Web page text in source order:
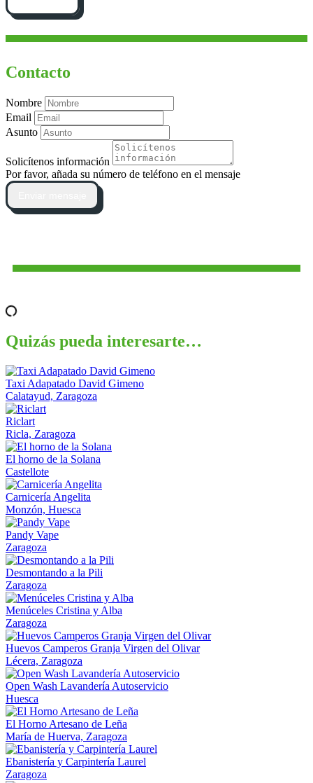
Contacto
Nombre
Email
Asunto
Solicítenos información
Por favor, añada su número de teléfono en el mensaje
Quizás pueda interesarte…
Taxi Adapatado David Gimeno
Calatayud, Zaragoza
Riclart
Ricla, Zaragoza
El horno de la Solana
Castellote
Carnicería Angelita
Monzón, Huesca
Pandy Vape
Zaragoza
Desmontando a la Pili
Zaragoza
Menúceles Cristina y Alba
Zaragoza
Huevos Camperos Granja Virgen del Olivar
Lécera, Zaragoza
Open Wash Lavandería Autoservicio
Huesca
El Horno Artesano de Leña
María de Huerva, Zaragoza
Ebanistería y Carpintería Laurel
Zaragoza